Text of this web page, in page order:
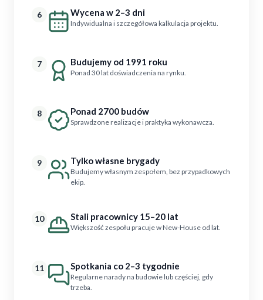
6 Wycena w 2–3 dni
Indywidualna i szczegółowa kalkulacja projektu.
7 Budujemy od 1991 roku
Ponad 30 lat doświadczenia na rynku.
8 Ponad 2700 budów
Sprawdzone realizacje i praktyka wykonawcza.
9 Tylko własne brygady
Budujemy własnym zespołem, bez przypadkowych
ekip.
10 Stali pracownicy 15–20 lat
Większość zespołu pracuje w New-House od lat.
11 Spotkania co 2–3 tygodnie
Regularne narady na budowie lub częściej, gdy
trzeba.